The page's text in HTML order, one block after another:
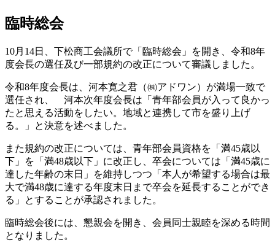
臨時総会
10月14日、下松商工会議所で「臨時総会」を開き、令和8年
度会長の選任及び一部規約の改正について審議しました。
令和8年度会長は、河本寛之君（㈱アドワン）が満場一致で
選任され、 河本次年度会長は「青年部会員が入って良かっ
たと思える活動をしたい。地域と連携して市を盛り上げ
る。」と決意を述べました。
また規約の改正については、青年部会員資格を「満45歳以
下」を「満48歳以下」に改正し、卒会については「満45歳に
達した年齢の末日」を維持しつつ「本人が希望する場合は最
大で満48歳に達する年度末日まで卒会を延長することができ
る」とすることが承認されました。
臨時総会後には、懇親会を開き、会員同士親睦を深める時間
となりました。